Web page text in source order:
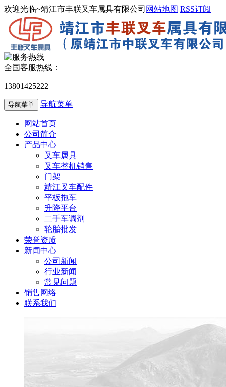
欢迎光临~靖江市丰联叉车属具有限公司 网站地图 RSS订阅
全国客服热线：
13801425222
导航菜单 导航菜单
网站首页
公司简介
产品中心
叉车属具
叉车整机销售
门架
靖江叉车配件
平板拖车
升降平台
二手车调剂
轮胎批发
荣誉资质
新闻中心
公司新闻
行业新闻
常见问题
销售网络
联系我们